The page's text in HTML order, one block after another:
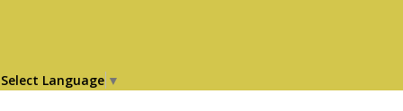
Select Language ▼